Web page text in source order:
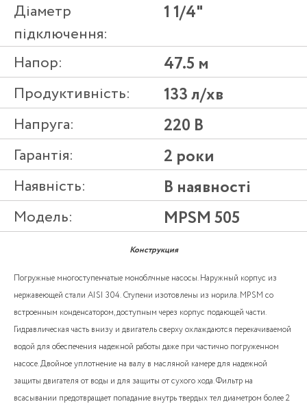
Діаметр
підключення:
1 1/4"
Напор: 47.5 м
Продуктивність: 133 л/хв
Напруга: 220 В
Гарантія: 2 роки
Наявність: В наявності
Модель: MPSM 505
Конструкция
Погружные многоступенчатые моноблчные насосы. Наружный корпус из
нержавеющей стали AISI 304. Ступени изотовлены из норила. MPSM со
встроенным конденсатором, доступным через корпус подающей части.
Гидравлическая часть внизу и двигатель сверху охлаждаются перекачиваемой
водой для обеспечения надежной работы даже при частично погруженном
насосе. Двойное уплотнение на валу в масляной камере для надежной
защиты двигателя от воды и для защиты от сухого хода. Фильтр на
всасывании предотвращает попадание внутрь твердых тел диаметром более 2